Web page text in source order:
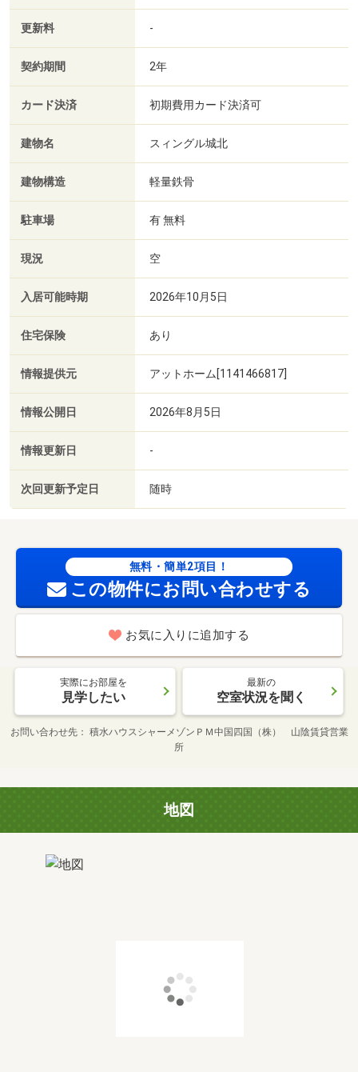
更新料 -
契約期間 2年
カード決済 初期費用カード決済可
建物名 スィングル城北
建物構造 軽量鉄骨
駐車場 有 無料
現況 空
入居可能時期 2026年10月5日
住宅保険 あり
情報提供元 アットホーム[1141466817]
情報公開日 2026年8月5日
情報更新日 -
次回更新予定日 随時
無料・簡単2項目！
この物件にお問い合わせする
お気に入りに追加する
実際にお部屋を
見学したい
最新の
空室状況を聞く
お問い合わせ先
積水ハウスシャーメゾンＰＭ中国四国（株） 山陰賃貸営業
所
地図